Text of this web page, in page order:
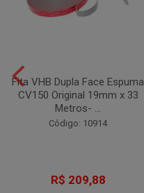
Fita VHB Dupla Face Espuma
CV150 Original 19mm x 33
Metros- ...
Código: 10914
R$ 209,88